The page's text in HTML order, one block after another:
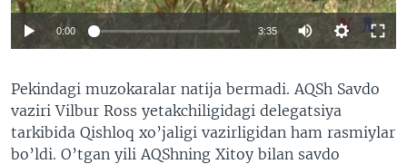
0:00 3:35
Pekindagi muzokaralar natija bermadi. AQSh Savdo
vaziri Vilbur Ross yetakchiligidagi delegatsiya
tarkibida Qishloq xo’jaligi vazirligidan ham rasmiylar
bo’ldi. O’tgan yili AQShning Xitoy bilan savdo